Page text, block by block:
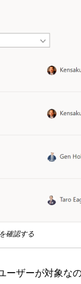
確認する
ザーが対象な